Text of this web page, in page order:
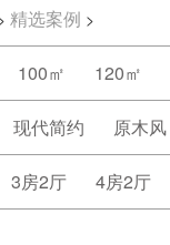
精选案例 >
100㎡ 120㎡
现代简约 原木风
3房2厅 4房2厅